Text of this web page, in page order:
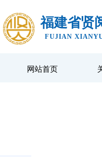
福建省贤
FUJIAN
网站首页